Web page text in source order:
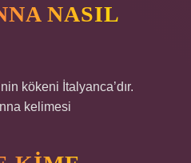
NASIL
kökeni İtalyanca’dır.
kelimesi